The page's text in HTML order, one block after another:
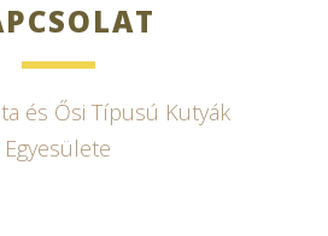
és Ősi Típusú Kutyák
Egyesülete